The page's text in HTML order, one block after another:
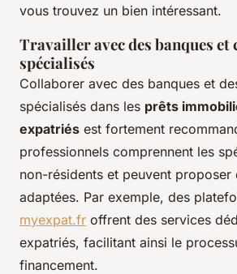
vous trouvez un bien intéressant.
Travailler avec des banques
spécialisés
Collaborer avec des banques et
spécialisés dans les prêts
expatriés est fortement
professionnels comprennent les
non-résidents et peuvent proposer
adaptées. Par exemple, des
myexpat.fr offrent des services
expatriés, facilitant ainsi le
financement.